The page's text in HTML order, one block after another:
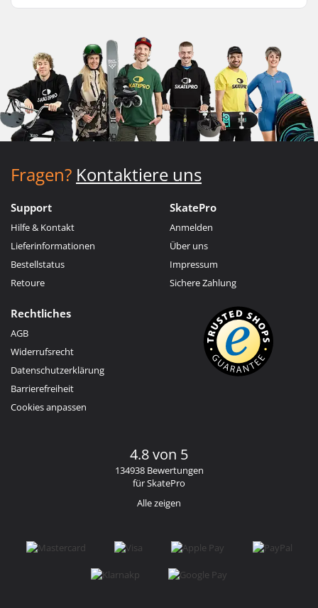
Fragen? Kontaktiere uns
Support
Hilfe & Kontakt
Lieferinformationen
Bestellstatus
Retoure
SkatePro
Anmelden
Über uns
Impressum
Sichere Zahlung
Rechtliches
AGB
Widerrufsrecht
Datenschutzerklärung
Barrierefreiheit
Cookies anpassen
4.8 von 5
134938 Bewertungen
für SkatePro
Alle zeigen